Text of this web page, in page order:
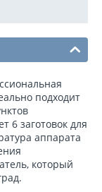
подходит
6 заготовок для
аппарата
который